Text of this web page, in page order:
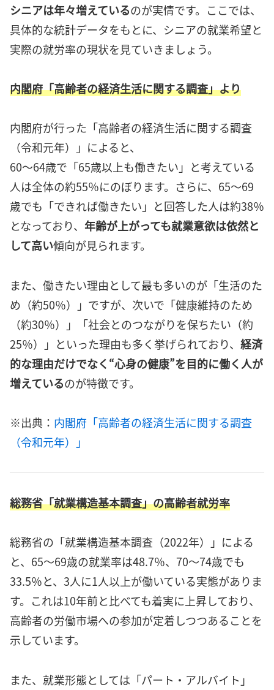
シニアは年々増えているのが実情です。ここでは、
具体的な統計データをもとに、シニアの就業希望と
実際の就労率の現状を見ていきましょう。
内閣府「高齢者の経済生活に関する調査」より
内閣府が行った「高齢者の経済生活に関する調査
（令和元年）」によると、
60～64歳で「65歳以上も働きたい」と考えている
人は全体の約55％にのぼります。さらに、65～69
歳でも「できれば働きたい」と回答した人は約38％
となっており、 年齢が上がっても就業意欲は依然と
して高い傾向が見られます。
また、働きたい理由として最も多いのが「生活のた
め（約50％）」ですが、次いで「健康維持のため
（約30％）」「社会とのつながりを保ちたい（約
25％）」といった理由も多く挙げられており、 経済
的な理由だけでなく“心身の健康”を目的に働く人が
増えているのが特徴です。
※出典： 内閣府「高齢者の経済生活に関する調査
（令和元年）」
総務省「就業構造基本調査」の高齢者就労率
総務省の「就業構造基本調査（2022年）」による
と、65～69歳の就業率は48.7％、70～74歳でも
33.5％と、3人に1人以上が働いている実態がありま
す。これは10年前と比べても着実に上昇しており、
高齢者の労働市場への参加が定着しつつあることを
示しています。
また、就業形態としては「パート・アルバイト」